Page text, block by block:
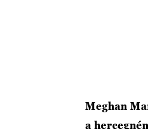
Meghan
a